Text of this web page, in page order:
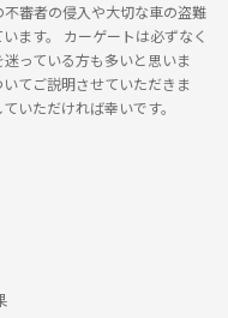
審者の侵入や大切な車の盗難
ます。 カーゲートは必ずなく
っている方も多いと思いま
てご説明させていただきま
いただければ幸いです。